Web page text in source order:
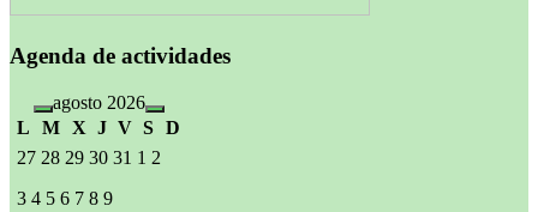
Agenda de actividades
agosto 2026
L
M X J V S D
27 28 29 30 31 1 2
3 4 5 6 7 8 9